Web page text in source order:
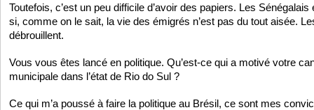
Toutefois, c’est un peu difficile d’avoir des papiers. Les
si, comme on le sait, la vie des émigrés n’est pas du tout aisée.
débrouillent.
Vous vous êtes lancé en politique. Qu’est-ce qui a motivé votre
municipale dans l’état de Rio do Sul ?
Ce qui m’a poussé à faire la politique au Brésil, ce sont mes